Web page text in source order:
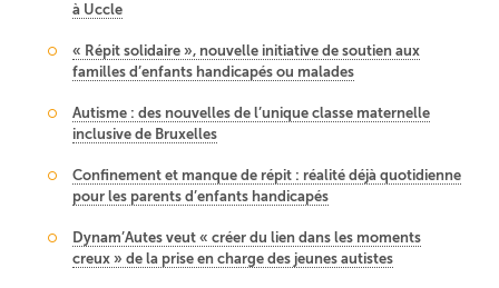
à Uccle
« Répit solidaire », nouvelle initiative de soutien aux
familles d’enfants handicapés ou malades
Autisme : des nouvelles de l’unique classe maternelle
inclusive de Bruxelles
Confinement et manque de répit : réalité déjà quotidienne
pour les parents d’enfants handicapés
Dynam’Autes veut « créer du lien dans les moments
creux » de la prise en charge des jeunes autistes